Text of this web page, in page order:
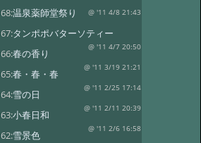
温泉薬師堂祭り @ '11 4/8 21:43
タンポポバターソティー
@ '11 4/7 20:50
春の香り
@ '11 3/19 21:21
春・春・春
@ '11 2/25 17:14
雪の日
@ '11 2/11 20:39
小春日和
@ '11 2/6 16:58
雪景色